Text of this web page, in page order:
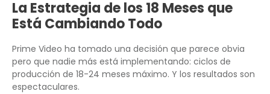
La Estrategia de los 18 Meses que
Está Cambiando Todo
Prime Video ha tomado una decisión que parece obvia
pero que nadie más está implementando: ciclos de
producción de 18-24 meses máximo. Y los resultados son
espectaculares.